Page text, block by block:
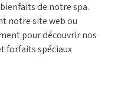
de notre spa.
notre site web ou
pour découvrir nos
forfaits spéciaux